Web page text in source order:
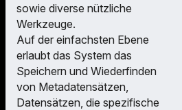
sowie diverse nützliche
Werkzeuge.
Auf der einfachsten Ebene
erlaubt das System das
Speichern und Wiederfinden
von Metadatensätzen,
Datensätzen, die spezifische